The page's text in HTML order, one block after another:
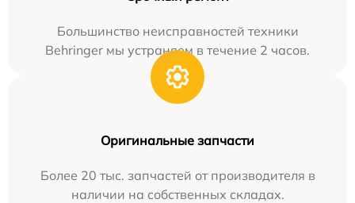
Большинство неисправностей техники
Behringer мы устраняем в течение 2 часов.
Оригинальные запчасти
Более 20 тыс. запчастей от производителя в
наличии на собственных складах.